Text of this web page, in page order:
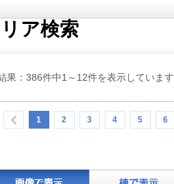
ア検索
果：386件中1～12件を表示しています
1 2 3 4 5 6